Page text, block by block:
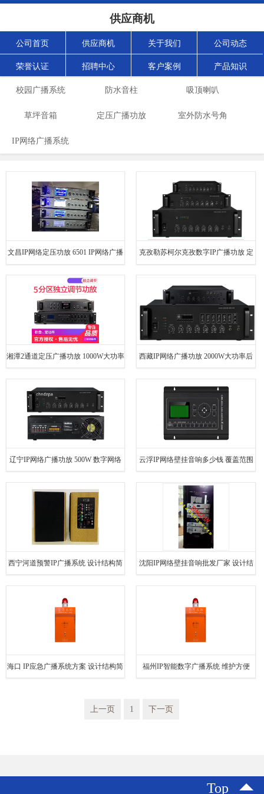
供应商机
公司首页 供应商机 关于我们 公司动态
荣誉认证 招聘中心 客户案例 产品知识
校园广播系统 防水音柱 吸顶喇叭
草坪音箱 定压广播功放 室外防水号角
IP网络广播系统
文昌IP网络定压功放 6501 IP网络广播 克孜勒苏柯尔克孜数字IP广播功放 定
湘潭2通道定压广播功放 1000W大功率 西藏IP网络广播功放 2000W大功率后
辽宁IP网络广播功放 500W 数字网络 云浮IP网络壁挂音响多少钱 覆盖范围
西宁河道预警IP广播系统 设计结构简 沈阳IP网络壁挂音响批发厂家 设计结
海口 IP应急广播系统方案 设计结构简 福州IP智能数字广播系统 维护方便
上一页 1 下一页
Top